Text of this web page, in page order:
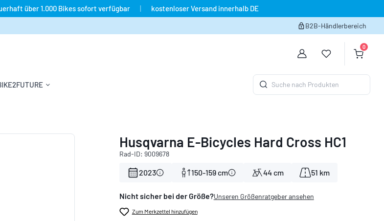
über 1.000 Bikes sofort verfügbar | kostenloser Versand innerhalb DE
B2B-Händlerbereich
Du hast 0
0
Suche nach Produkten
Husqvarna E-Bicycles Hard Cross HC1
Rad-ID: 9009678
2023 150-159 cm 44 cm 51 km
Nicht sicher bei der Größe?Unseren Größenratgeber ansehen
Zum Merkzettel hinzufügen